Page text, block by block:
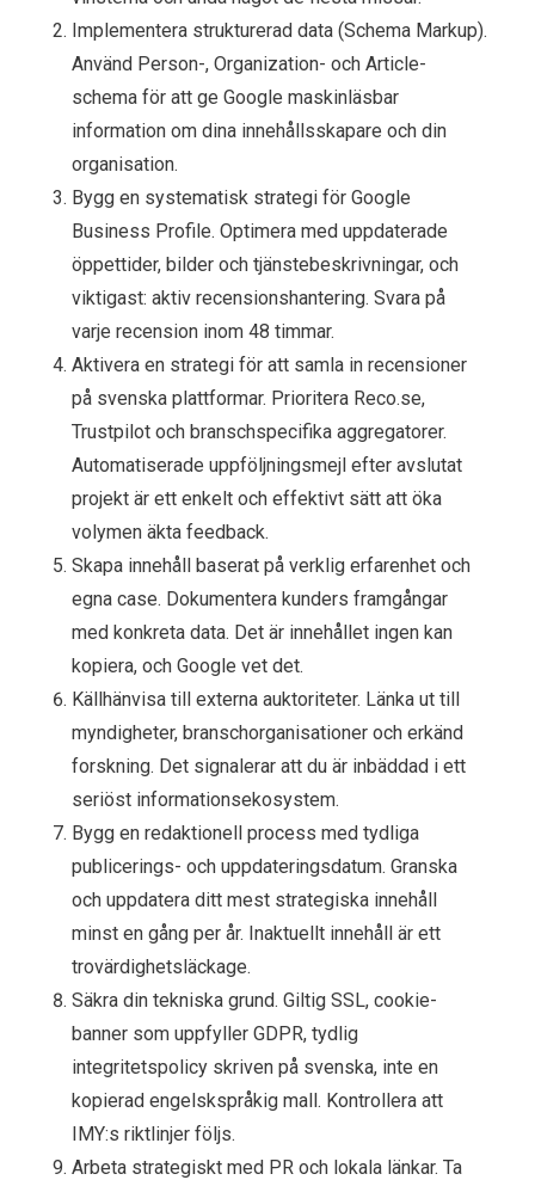
Implementera strukturerad data (Schema Markup).
Använd Person-, Organization- och Article-
schema för att ge Google maskinläsbar
information om dina innehållsskapare och din
organisation.
Bygg en systematisk strategi för Google
Business Profile. Optimera med uppdaterade
öppettider, bilder och tjänstebeskrivningar, och
viktigast: aktiv recensionshantering. Svara på
varje recension inom 48 timmar.
Aktivera en strategi för att samla in recensioner
på svenska plattformar. Prioritera Reco.se,
Trustpilot och branschspecifika aggregatorer.
Automatiserade uppföljningsmejl efter avslutat
projekt är ett enkelt och effektivt sätt att öka
volymen äkta feedback.
Skapa innehåll baserat på verklig erfarenhet och
egna case. Dokumentera kunders framgångar
med konkreta data. Det är innehållet ingen kan
kopiera, och Google vet det.
Källhänvisa till externa auktoriteter. Länka ut till
myndigheter, branschorganisationer och erkänd
forskning. Det signalerar att du är inbäddad i ett
seriöst informationsekosystem.
Bygg en redaktionell process med tydliga
publicerings- och uppdateringsdatum. Granska
och uppdatera ditt mest strategiska innehåll
minst en gång per år. Inaktuellt innehåll är ett
trovärdighetsläckage.
Säkra din tekniska grund. Giltig SSL, cookie-
banner som uppfyller GDPR, tydlig
integritetspolicy skriven på svenska, inte en
kopierad engelskspråkig mall. Kontrollera att
IMY:s riktlinjer följs.
Arbeta strategiskt med PR och lokala länkar. Ta